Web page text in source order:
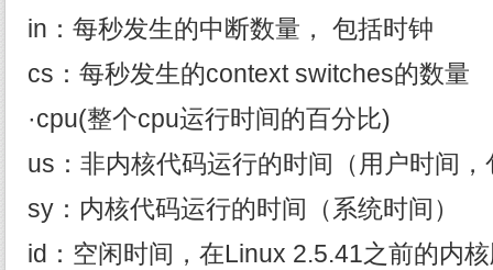
in：每秒发生的中断数量， 包括时钟
cs：每秒发生的context switches的数量
·cpu(整个cpu运行时间的百分比)
us：非内核代码运行的时间（用户时间
sy：内核代码运行的时间（系统时间）
id：空闲时间，在Linux 2.5.41之前的内